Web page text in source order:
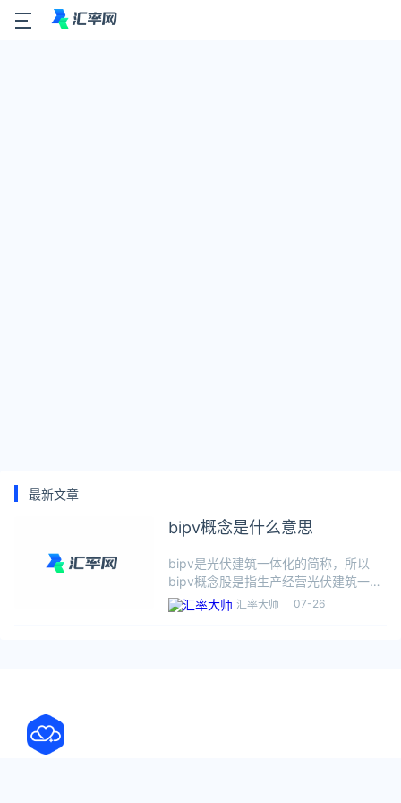
最新文章
bipv概念是什么意思
bipv是光伏建筑一体化的简称，所以
bipv概念股是指生产经营光伏建筑一体
化的股票。bipv是将太阳能发电（光
伏）产品集成到建筑上的技术。bipv技
汇率大师 07-26